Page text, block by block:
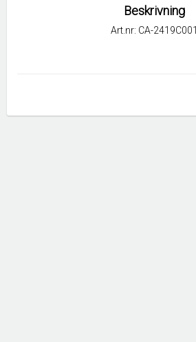
Beskrivning
Art.nr: CA-2419C001